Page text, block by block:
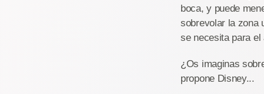
boca, y puede
sobrevolar la zona
se necesita para el
¿Os imaginas
propone Disney...